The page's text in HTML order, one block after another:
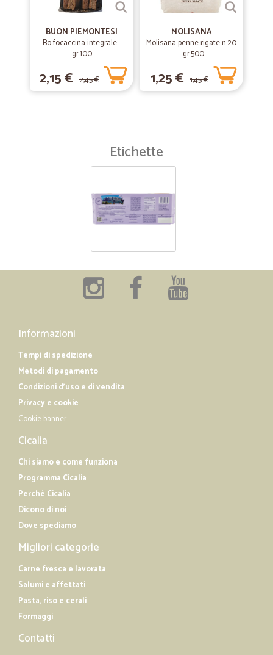
BUON PIEMONTESI
Bo focaccina integrale -
gr.100
2,15 € 2,45 €
MOLISANA
Molisana penne rigate n.20
- gr.500
1,25 € 1,45 €
Etichette
Informazioni
Tempi di spedizione
Metodi di pagamento
Condizioni d'uso e di vendita
Privacy e cookie
Cookie banner
Cicalia
Chi siamo e come funziona
Programma Cicalia
Perché Cicalia
Dicono di noi
Dove spediamo
Migliori categorie
Carne fresca e lavorata
Salumi e affettati
Pasta, riso e cerali
Formaggi
Contatti